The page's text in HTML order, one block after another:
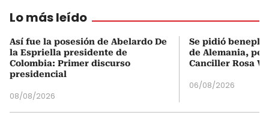
Lo más leído
Así fue la posesión de Abelardo De
la Espriella presidente de
Colombia: Primer discurso
presidencial
08/08/2026
Se pidió
de Alemania,
Canciller Rosa
06/08/2026